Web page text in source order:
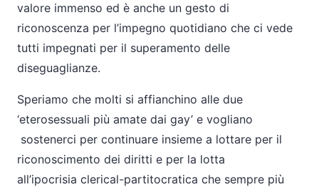
valore immenso ed è anche un gesto di
riconoscenza per l’impegno quotidiano che ci vede
tutti impegnati per il superamento delle
diseguaglianze.
Speriamo che molti si affianchino alle due
‘eterosessuali più amate dai gay’ e vogliano
sostenerci per continuare insieme a lottare per il
riconoscimento dei diritti e per la lotta
all’ipocrisia clerical-partitocratica che sempre più